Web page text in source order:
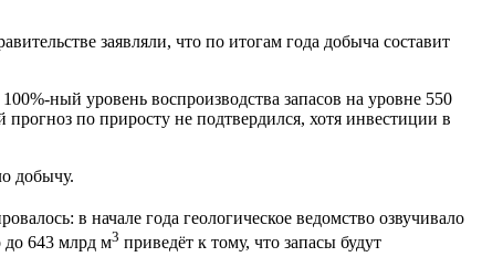
заявляли, что по итогам года добыча составит
ный уровень воспроизводства запасов на уровне 550
по приросту не подтвердился, хотя инвестиции в
добычу.
в начале года геологическое ведомство озвучивало
до 643 млрд м3 приведёт к тому, что запасы будут